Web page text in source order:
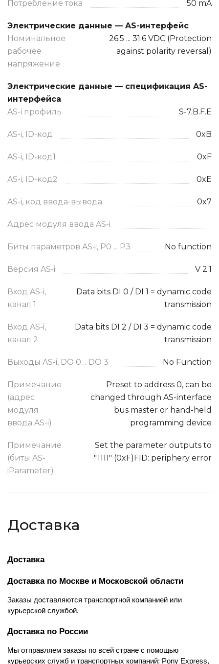
Потребление тока
50 mA
Электрические данные — AS-интерфейс
Номинальное
рабочее
напряжение
26.5 ... 31.6 VDC (Protection
against polarity reversal)
Электрические данные — спецификация AS-
интерфейса
AS-i профиль
S-7.B.F.E
AS-i, ID-код 0xB
AS-i, ID-код1 0xF
AS-i, ID-код2 0xE
AS-i, код ввода-вывода 0x7
Адрес модуля ввода AS-i
Биты параметров AS-i, P0 ... P3 No function
Версия AS-i V 2.1
Вход AS-i,
канал 1
Data bits DI 0 / DI 1 = dynamic code
transmission
Вход AS-i,
канал 2
Data bits DI 2 / DI 3 = dynamic code
transmission
Выходы AS-i, DO 0… DO 3 No Function
Примечание
(адрес
модуля
ввода AS-i)
Preset to address 0, can be
changed through AS-interface
bus master or hand-held
programming device
Примечание
(биты AS-
iParameter)
Set the parameter outputs to
"1111" (0xF)FID: periphery error
Доставка
Доставка
Доставка по Москве и Московской области
Заказы доставляются транспортной компанией или
курьерской службой.
Доставка по России
Мы отправляем заказы по всей стране с помощью
курьерских служб и транспортных компаний: Pony Express,